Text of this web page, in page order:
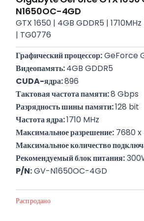
N1650OC-4GD
GTX 1650 | 4GB GDDR5 |
| TG0776
Графический процессор: GeForce
Видеопамять: 4GB GDDR5
CUDA-ядра: 896
Тактовая частота памяти: 8 Gbps
Разрядность шины памяти: 128 bit
Частота ядра: 1710 MHz
Максимальное разрешение: 7680 x
Максимальное количество
Рекомендуемый блок питания:
P/N: GV-N1650OC-4GD
Распродано